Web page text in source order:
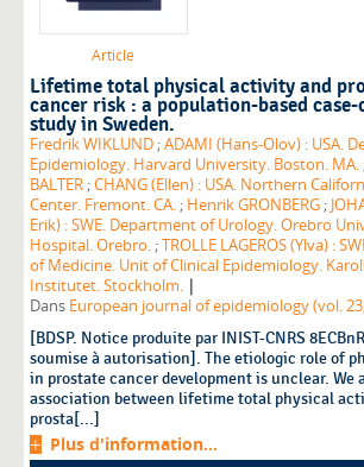
Article
Lifetime total physical activity and
cancer risk : a population-based
study in Sweden.
Fredrik WIKLUND ;ADAMI (Hans-Olov) : USA.
Epidemiology. Harvard University. Boston. MA.
BALTER ;CHANG (Ellen) : USA. Northern
Center. Fremont. CA. ; Henrik GRONBERG ;
Erik) : SWE. Department of Urology. Orebro
Hospital. Orebro. ;TROLLE LAGEROS (Ylva) :
of Medicine. Unit of Clinical Epidemiology.
Institutet. Stockholm. |
Dans European journal of epidemiology (vol.
[BDSP. Notice produite par INIST-CNRS
soumise à autorisation]. The etiologic role of
in prostate cancer development is unclear. We
association between lifetime total physical
prosta[...]
Plus d'information...